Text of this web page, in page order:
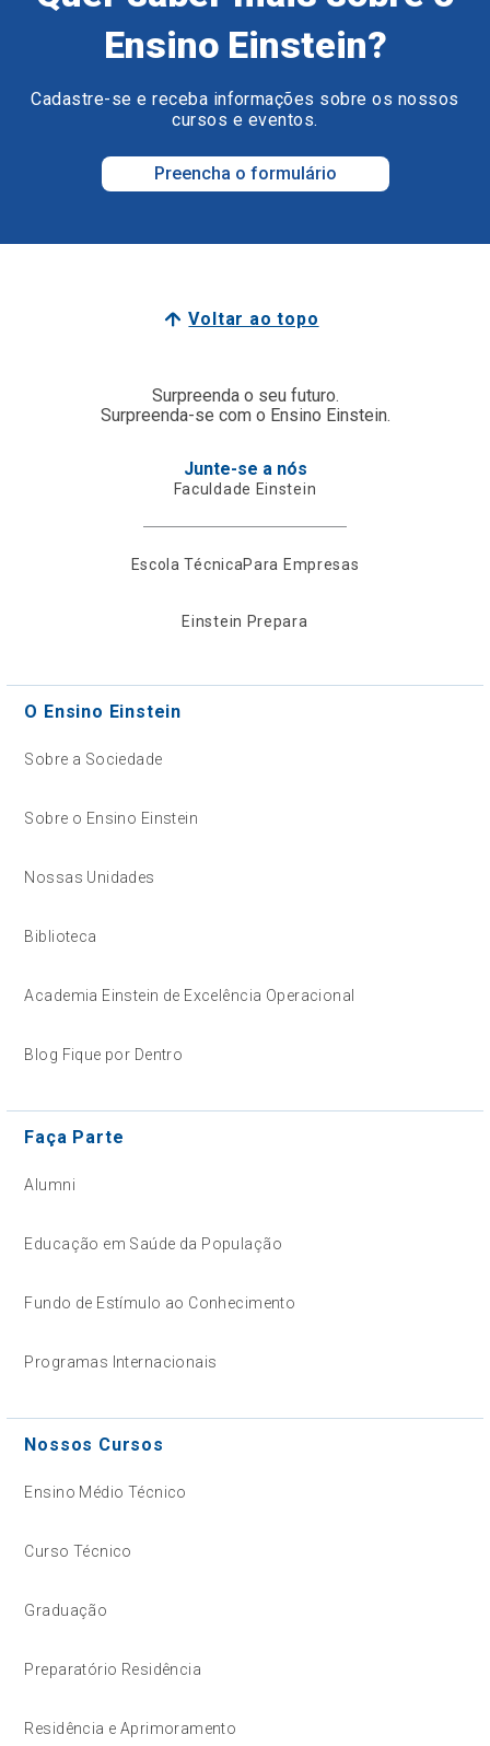
Ensino Einstein?
Cadastre-se e receba informações sobre os nossos
cursos e eventos.
Preencha o formulário
Voltar ao topo
Surpreenda o seu futuro.
Surpreenda-se com o Ensino Einstein.
Junte-se a nós
Faculdade Einstein
Escola TécnicaPara Empresas
Einstein Prepara
O Ensino Einstein
Sobre a Sociedade
Sobre o Ensino Einstein
Nossas Unidades
Biblioteca
Academia Einstein de Excelência Operacional
Blog Fique por Dentro
Faça Parte
Alumni
Educação em Saúde da População
Fundo de Estímulo ao Conhecimento
Programas Internacionais
Nossos Cursos
Ensino Médio Técnico
Curso Técnico
Graduação
Preparatório Residência
Residência e Aprimoramento